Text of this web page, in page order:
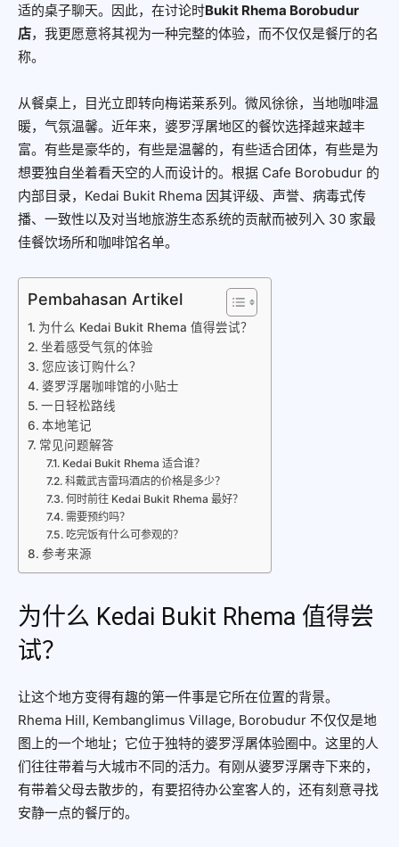
适的桌子聊天。因此，在讨论时Bukit Rhema Borobudur
店，我更愿意将其视为一种完整的体验，而不仅仅是餐厅的名
称。
从餐桌上，目光立即转向梅诺莱系列。微风徐徐，当地咖啡温
暖，气氛温馨。近年来，婆罗浮屠地区的餐饮选择越来越丰
富。有些是豪华的，有些是温馨的，有些适合团体，有些是为
想要独自坐着看天空的人而设计的。根据 Cafe Borobudur 的
内部目录，Kedai Bukit Rhema 因其评级、声誉、病毒式传
播、一致性以及对当地旅游生态系统的贡献而被列入 30 家最
佳餐饮场所和咖啡馆名单。
Pembahasan Artikel
为什么 Kedai Bukit Rhema 值得尝试？
坐着感受气氛的体验
您应该订购什么？
婆罗浮屠咖啡馆的小贴士
一日轻松路线
本地笔记
常见问题解答
Kedai Bukit Rhema 适合谁？
科戴武吉雷玛酒店的价格是多少？
何时前往 Kedai Bukit Rhema 最好？
需要预约吗？
吃完饭有什么可参观的？
参考来源
为什么 Kedai Bukit Rhema 值得尝
试？
让这个地方变得有趣的第一件事是它所在位置的背景。
Rhema Hill, Kembanglimus Village, Borobudur 不仅仅是地
图上的一个地址；它位于独特的婆罗浮屠体验圈中。这里的人
们往往带着与大城市不同的活力。有刚从婆罗浮屠寺下来的，
有带着父母去散步的，有要招待办公室客人的，还有刻意寻找
安静一点的餐厅的。